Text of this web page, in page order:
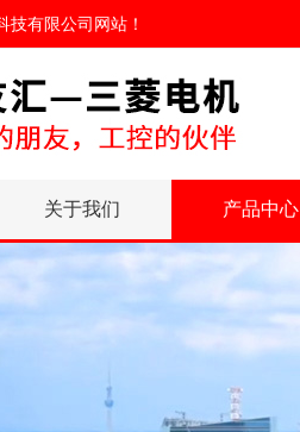
技有限公司网站 ！
关于我们 产品中心